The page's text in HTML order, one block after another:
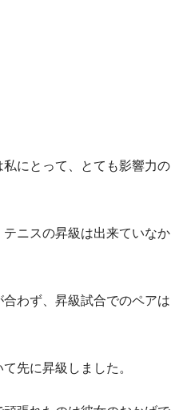
にとって、とても影響力の
ニスの昇級は出来ていなか
わず、昇級試合でのペアは
先に昇級しました。